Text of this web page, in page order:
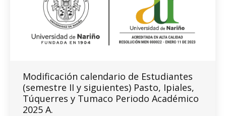
Modificación calendario de Estudiantes
(semestre II y siguientes) Pasto, Ipiales,
Túquerres y Tumaco Periodo Académico
2025 A.